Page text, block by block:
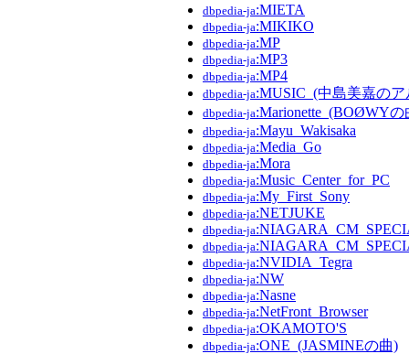
dbpedia-ja:MIETA
dbpedia-ja:MIKIKO
dbpedia-ja:MP
dbpedia-ja:MP3
dbpedia-ja:MP4
dbpedia-ja:MUSIC_(中島美嘉の
dbpedia-ja:Marionette_(BOØWYの
dbpedia-ja:Mayu_Wakisaka
dbpedia-ja:Media_Go
dbpedia-ja:Mora
dbpedia-ja:Music_Center_for_PC
dbpedia-ja:My_First_Sony
dbpedia-ja:NETJUKE
dbpedia-ja
dbpedia-ja
dbpedia-ja:NVIDIA_Tegra
dbpedia-ja:NW
dbpedia-ja:Nasne
dbpedia-ja:NetFront_Browser
dbpedia-ja:OKAMOTO'S
dbpedia-ja:ONE_(JASMINEの曲)